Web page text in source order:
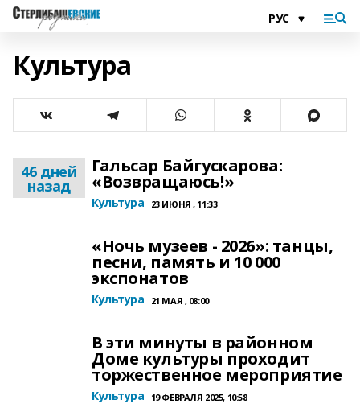
Культура
46 дней
назад
Гальсар Байгускарова:
«Возвращаюсь!»
Культура 23 ИЮНЯ , 11:33
«Ночь музеев - 2026»: танцы,
песни, память и 10 000
экспонатов
Культура 21 МАЯ , 08:00
В эти минуты в районном
Доме культуры проходит
торжественное мероприятие
Культура 19 ФЕВРАЛЯ 2025, 10:58